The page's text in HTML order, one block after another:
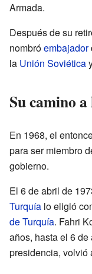
Armada.
Después de su
nombróembajador
la Unión Soviética
Su camino
En 1968, el
para ser miembro
gobierno.
El 6 de abril de
Turquía lo eligió
de Turquía. Fahri
años, hasta el 6
presidencia, volvió